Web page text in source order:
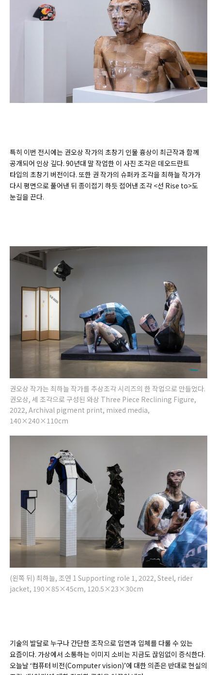
특히 이번 전시에는 권오상 작가의 초창기 인물 흉상이 최근작과 함께
공개되어 인상 깊다. 90년대 말 작업한 이 사진 조각은 데오드란트
타입의 초창기 버전이다. 또한 권 작가의 슈퍼카 조각을 최하늘 작가가
다시 평면으로 풀어낸 뒤 종이접기 하듯 접어낸 조각 <선 Rise to>도
눈길을 끈다.
권오상 작가는 최하늘 작가를 추상조각 시리즈의 한 작업으로 만들었다.
권오상, 세 조각으로 구성된 와상 Three Piece Reclining Figure,
2022, Archival pigment print, mixed media,
140×240×110cm
(왼쪽 뒤) 최하늘, 조연 1 Supporting role 1, 2022, Steel, rider
jacket, 190×85×45cm, 120.5×23×30cm
기술의 발달로 누구나 간단한 조작으로 입면과 입체를 다룰 수 있는
요즘이다. 가상에서 소통하는 이미지 소비는 지금도 끊임없이 증식한다.
오늘날 ‘컴퓨터 비전(Computer vision)’에 대한 의존은 반대로 현실의